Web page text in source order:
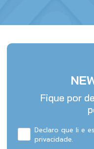
Fique por
Declaro que li e
privacidade.